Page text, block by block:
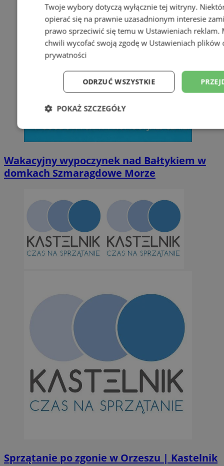
Wakacyjny wypoczynek nad Bałtykiem w
domkach Szmaragdowe Morze
Sprzątanie po zgonie w Orzeszu | Kastelnik
Twoje wybory dotyczą wyłącznie tej witryny.
opierać się na prawnie uzasadnionym interesie
prawo sprzeciwić się temu w Ustawieniach reklam.
chwili wycofać swoją zgodę w Ustawieniach plików
prywatności
ODRZUĆ WSZYSTKIE
POKAŻ SZCZEGÓŁY
Niezbędne Wydajność
Niesklasyfikowane
Niezbędne Wydajność Targetowanie
Niezbędne pliki cookie umożliwiają korzystanie z podstawowych
Nazwa
Domena
QeSessID
MvSessID orzesze.com.pl
.youtube.com